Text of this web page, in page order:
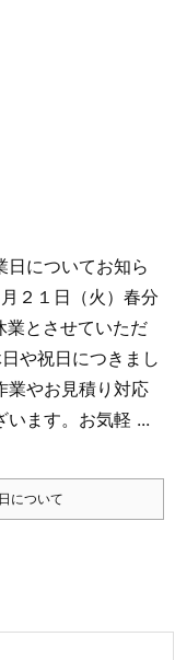
日についてお知ら
２１日（火）春分
とさせていただ
や祝日につきまし
業やお見積り対応
います。お気軽 ...
について